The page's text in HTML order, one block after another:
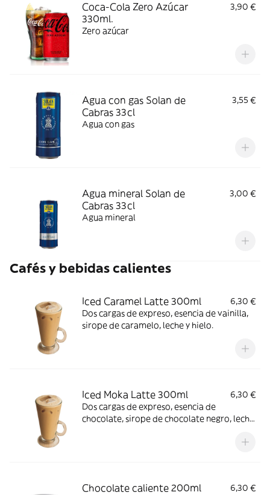
Coca-Cola Zero Azúcar
330ml.
3,90 €
Zero azúcar
Agua con gas Solan de
Cabras 33cl
3,55 €
Agua con gas
Agua mineral Solan de
Cabras 33cl
3,00 €
Agua mineral
Cafés y bebidas calientes
Iced Caramel Latte 300ml
6,30 €
Dos cargas de expreso, esencia de vainilla,
sirope de caramelo, leche y hielo.
Iced Moka Latte 300ml
6,30 €
Dos cargas de expreso, esencia de
chocolate, sirope de chocolate negro, leche
Chocolate caliente 200ml
6,30 €